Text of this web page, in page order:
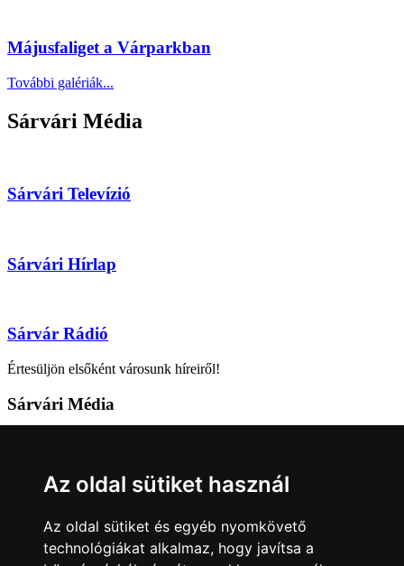
Az oldal sütiket használ
Az oldal sütiket és egyéb nyomkövető
technológiákat alkalmaz, hogy javítsa a
Májusfaliget a Várparkban
További galériák...
Sárvári Média
Sárvári Televízió
Sárvári Hírlap
Sárvár Rádió
Értesüljön elsőként városunk híreiről!
Sárvári Média
Kövess minket!